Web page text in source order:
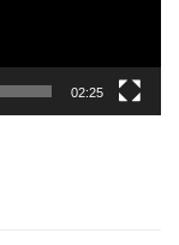
02:25